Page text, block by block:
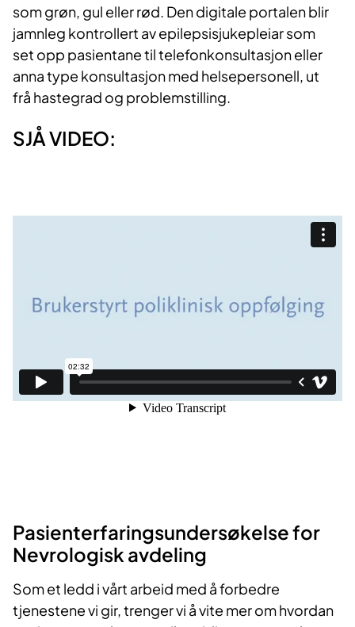
som grøn, gul eller rød. Den digitale portalen blir
jamnleg kontrollert av epilepsisjukepleiar som
set opp pasientane til telefonkonsultasjon eller
anna type konsultasjon med helsepersonell, ut
frå hastegrad og problemstilling.
​SJÅ VIDEO:​
Pasienterfaringsundersøkelse for
Nevrologisk avdeling
Som et ledd i vårt arbeid med å forbedre
tjenestene vi gir, trenger vi å vite mer om hvordan